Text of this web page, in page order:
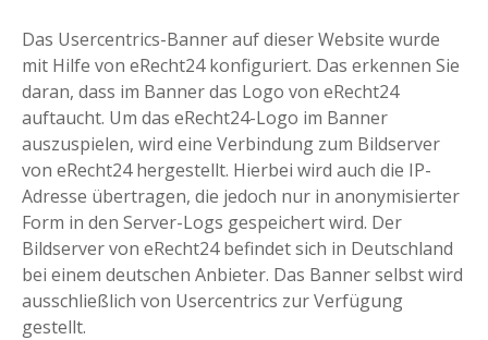
Das Usercentrics-Banner auf dieser Website wurde
mit Hilfe von eRecht24 konfiguriert. Das erkennen Sie
daran, dass im Banner das Logo von eRecht24
auftaucht. Um das eRecht24-Logo im Banner
auszuspielen, wird eine Verbindung zum Bildserver
von eRecht24 hergestellt. Hierbei wird auch die IP-
Adresse übertragen, die jedoch nur in anonymisierter
Form in den Server-Logs gespeichert wird. Der
Bildserver von eRecht24 befindet sich in Deutschland
bei einem deutschen Anbieter. Das Banner selbst wird
ausschließlich von Usercentrics zur Verfügung
gestellt.